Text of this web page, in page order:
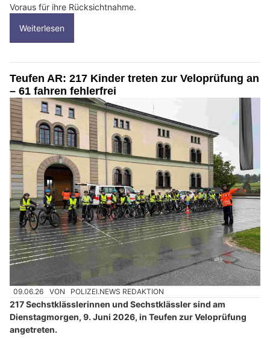
Voraus für ihre Rücksichtnahme.
Weiterlesen
Teufen AR: 217 Kinder treten zur Veloprüfung an
– 61 fahren fehlerfrei
09.06.26 VON POLIZEI.NEWS REDAKTION
217 Sechstklässlerinnen und Sechstklässler sind am
Dienstagmorgen, 9. Juni 2026, in Teufen zur Veloprüfung
angetreten.